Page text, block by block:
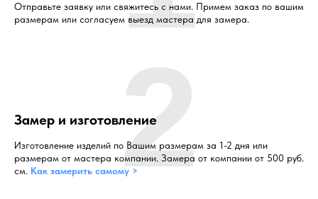
Отправьте заявку или свяжитесь с нами. Примем заказ по вашим
размерам или согласуем выезд мастера для замера.
Замер и изготовление
Изготовление изделий по Вашим размерам за 1-2 дня или
размерам от мастера компании. Замера от компании от 500 руб.
см. Как замерить самому >2